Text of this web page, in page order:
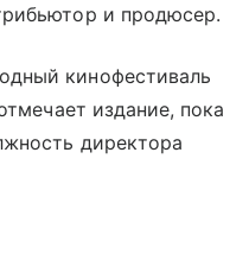
и продюсер.
кинофестиваль
издание, пока
директора